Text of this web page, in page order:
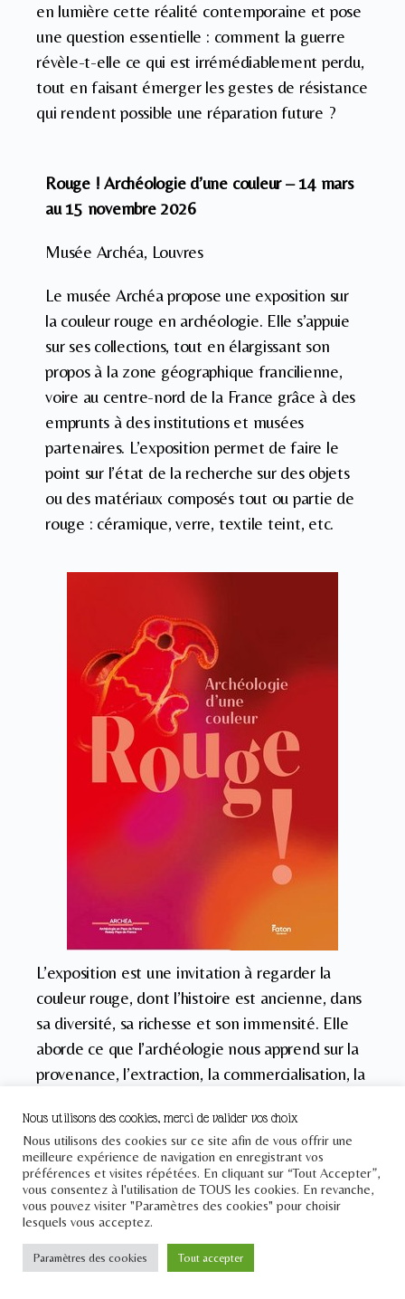
en lumière cette réalité contemporaine et pose
une question essentielle : comment la guerre
révèle-t-elle ce qui est irrémédiablement perdu,
tout en faisant émerger les gestes de résistance
qui rendent possible une réparation future ?
Rouge ! Archéologie d’une couleur – 14 mars
au 15 novembre 2026
Musée Archéa, Louvres
Le musée Archéa propose une exposition sur
la couleur rouge en archéologie. Elle s’appuie
sur ses collections, tout en élargissant son
propos à la zone géographique francilienne,
voire au centre-nord de la France grâce à des
emprunts à des institutions et musées
partenaires. L’exposition permet de faire le
point sur l’état de la recherche sur des objets
ou des matériaux composés tout ou partie de
rouge : céramique, verre, textile teint, etc.
L’exposition est une invitation à regarder la
couleur rouge, dont l’histoire est ancienne, dans
sa diversité, sa richesse et son immensité. Elle
aborde ce que l’archéologie nous apprend sur la
provenance, l’extraction, la commercialisation, la
également l’occasion d’évoquer les objets, les
techniques, les usages et les modes qui en ont
découlé. Une partie du parcours est
spécialement adaptée pour les enfants, ainsi que
plusieurs jeux à manipuler.
Nous utilisons des cookies, merci de valider vos choix
Nous utilisons des cookies sur ce site afin de vous offrir une
meilleure expérience de navigation en enregistrant vos
préférences et visites répétées. En cliquant sur “Tout Accepter”,
vous consentez à l'utilisation de TOUS les cookies. En revanche,
vous pouvez visiter "Paramètres des cookies" pour choisir
lesquels vous acceptez.
Paramètres des cookies Tout accepter